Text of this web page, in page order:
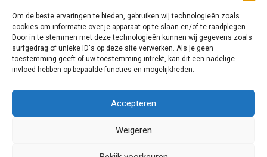
Om de beste ervaringen te bieden, gebruiken wij technologieën zoals
cookies om informatie over je apparaat op te slaan en/of te raadplegen.
Door in te stemmen met deze technologieën kunnen wij gegevens zoals
surfgedrag of unieke ID's op deze site verwerken. Als je geen
toestemming geeft of uw toestemming intrekt, kan dit een nadelige
invloed hebben op bepaalde functies en mogelijkheden.
Accepteren
Weigeren